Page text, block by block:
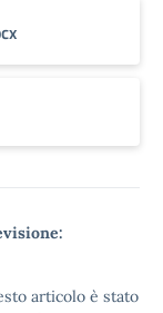
articolo è stato